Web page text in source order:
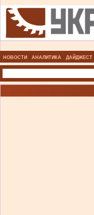
НОВОСТИ АНАЛИТИКА ДАЙДЖЕСТ